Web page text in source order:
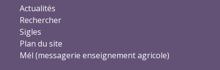
Actualités
Rechercher
Sigles
Plan du site
Mél (messagerie enseignement agricole)